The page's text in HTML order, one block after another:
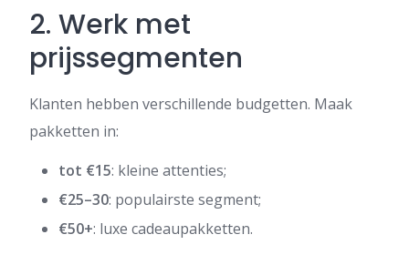
2. Werk met
prijssegmenten
Klanten hebben verschillende budgetten. Maak
pakketten in:
tot €15: kleine attenties;
€25–30: populairste segment;
€50+: luxe cadeaupakketten.